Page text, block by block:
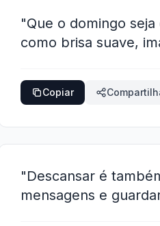
"Que o domingo
como brisa suave,
Copiar
"Descansar é
mensagens e